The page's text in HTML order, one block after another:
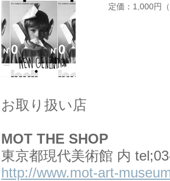
定価：1,000円
お取り扱い店
MOT THE SHOP
東京都現代美術館 内
http://www.mot-art-